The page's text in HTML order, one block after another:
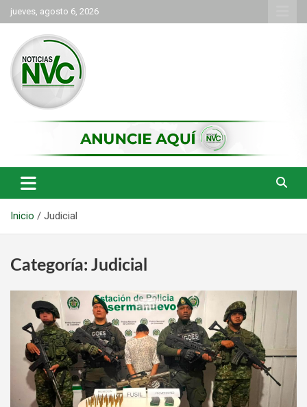
Saltar
al
contenido
jueves, agosto 6, 2026
NVC Noticias
Inicio Judicial
Categoría: Judicial